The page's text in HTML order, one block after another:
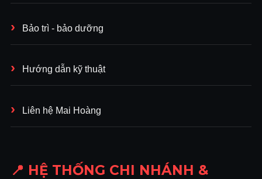
Bảo trì - bảo dưỡng
Hướng dẫn kỹ thuật
Liên hệ Mai Hoàng
📍 HỆ THỐNG CHI NHÁNH &